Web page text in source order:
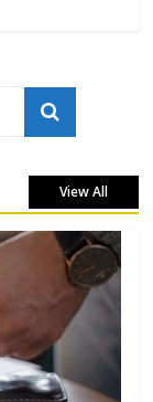
View All